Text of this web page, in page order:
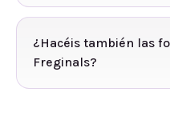
¿Hacéis también las
Freginals?